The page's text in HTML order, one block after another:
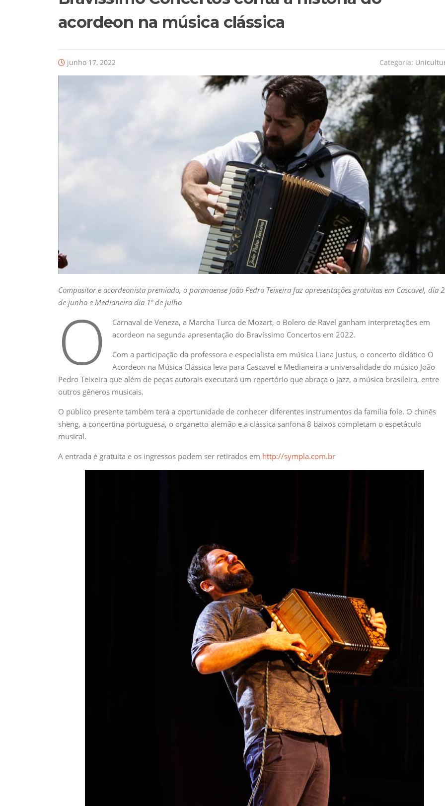
acordeon na música clássica
junho 17, 2022 Categoria:
Compositor e acordeonista premiado, o paranaense João Pedro Teixeira faz apresentações gratuitas em Cascavel, dia
de junho e Medianeira dia 1º de julho
O
Carnaval de Veneza, a Marcha Turca de Mozart, o Bolero de Ravel ganham interpretações em
acordeon na segunda apresentação do Bravíssimo Concertos em 2022.
Com a participação da professora e especialista em música Liana Justus, o concerto didático O
Acordeon na Música Clássica leva para Cascavel e Medianeira a universalidade do músico João
Pedro Teixeira que além de peças autorais executará um repertório que abraça o jazz, a música brasileira, entre
outros gêneros musicais.
O público presente também terá a oportunidade de conhecer diferentes instrumentos da família fole. O chinês
sheng, a concertina portuguesa, o organetto alemão e a clássica sanfona 8 baixos completam o espetáculo
musical.
A entrada é gratuita e os ingressos podem ser retirados em http://sympla.com.br